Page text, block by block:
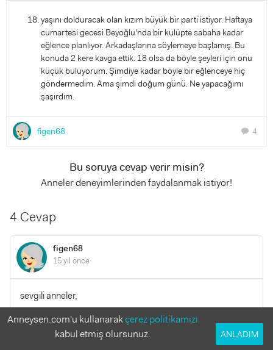
yaşını dolduracak olan kızım büyük bir parti istiyor. Haftaya
cumartesi gecesi Beyoğlu'nda bir kulüpte sabaha kadar
eğlence planlıyor. Arkadaşlarına söylemeye başlamış. Bu
konuda 2 kere kavga ettik. 18 olsa da böyle şeyleri için onu
küçük buluyorum. Şimdiye kadar böyle bir eğlenceye hiç
göndermedim. Ama şimdi doğum günü. Ne yapacağımı
şaşırdım.
figen68 chat 4
Bu soruya cevap verir misin?
Anneler deneyimlerinden faydalanmak istiyor!
4 Cevap
figen68
15 yıl önce
sevgili anneler,
etmedim ama parti yapıldı. kızımın 25 yaşındaki kuzen
abisini de (Kocaeli'nde otursa da) çağırdım. tesadüfen o
Anneysen.com'u kullanarakçerez politikamızı
kabul etmiş olursunuz.
ANLADIM